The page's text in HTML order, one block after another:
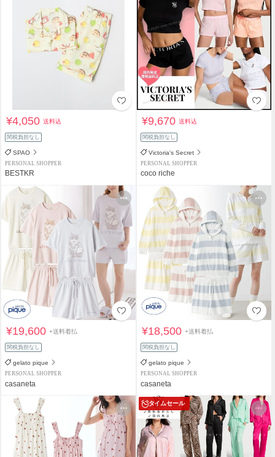
¥4,050送料込
関税負担なし
SPAO
PERSONAL SHOPPER
BESTKR
¥9,670送料込
関税負担なし
Victoria's Secret
PERSONAL SHOPPER
coco riche
¥19,600+送料着払
関税負担なし
gelato pique
PERSONAL SHOPPER
casaneta
¥18,500+送料着払
関税負担なし
gelato pique
PERSONAL SHOPPER
casaneta
タイムセール